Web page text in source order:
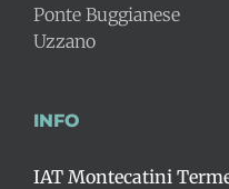
Ponte Buggianese
Uzzano
INFO
IAT Montecatini